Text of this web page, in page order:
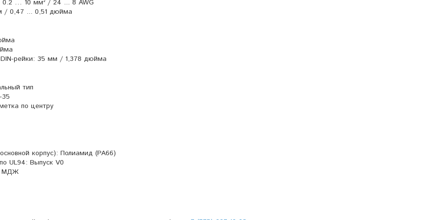
0.2 … 10 мм² / 24 ... 8 AWG
/ 0,47 ... 0,51 дюйма
DIN-рейки: 35 мм / 1,378 дюйма
тип
35
по центру
корпус): Полиамид (PA66)
UL94: Выпуск V0
МДЖ